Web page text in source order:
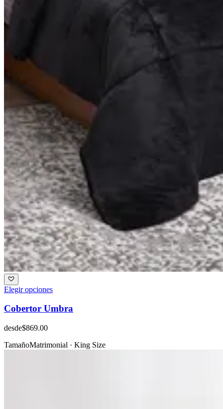
Elegir opciones
Cobertor Umbra
desde$869.00
TamañoMatrimonial · King Size